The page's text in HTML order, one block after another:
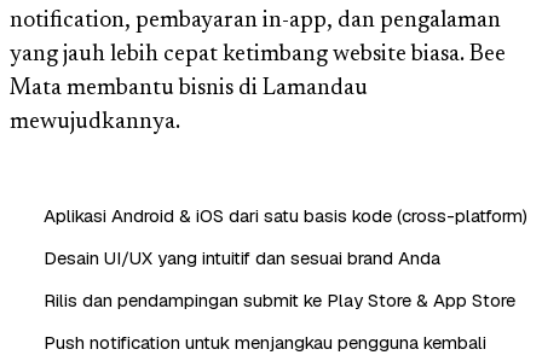
notification, pembayaran in-app, dan pengalaman
yang jauh lebih cepat ketimbang website biasa. Bee
Mata membantu bisnis di Lamandau
mewujudkannya.
Aplikasi Android & iOS dari satu basis kode (cross-platform)
Desain UI/UX yang intuitif dan sesuai brand Anda
Rilis dan pendampingan submit ke Play Store & App Store
Push notification untuk menjangkau pengguna kembali